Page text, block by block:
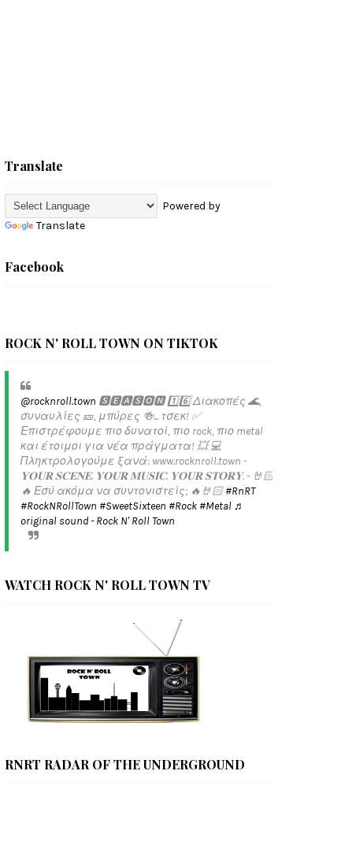
Translate
Powered by
Translate
Facebook
ROCK N' ROLL TOWN ON TIKTOK
@rocknroll.town 🆂🅴🅰🆂🅾🅽 1️⃣6️⃣ Διακοπές 🌊,
συναυλίες 🎫, μπύρες 🍻... τσεκ! ✅️
Επιστρέφουμε πιο δυνατοί, πιο rock, πιο metal
και έτοιμοι για νέα πράγματα! 💥 💻
Πληκτρολογούμε ξανά: www.rocknroll.town -
𝐘𝐎𝐔𝐑 𝐒𝐂𝐄𝐍𝐄. 𝐘𝐎𝐔𝐑 𝐌𝐔𝐒𝐈𝐂. 𝐘𝐎𝐔𝐑 𝐒𝐓𝐎𝐑𝐘. - 🤘🏻
🔥 Εσύ ακόμα να συντονιστείς; 🔥🤘🏻#RnRT
#RockNRollTown #SweetSixteen #Rock #Metal ♬
original sound - Rock N' Roll Town
WATCH ROCK N' ROLL TOWN TV
RNRT RADAR OF THE UNDERGROUND